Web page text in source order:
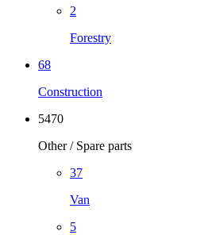
2
Forestry
68
Construction
5470
Other / Spare parts
37
Van
5